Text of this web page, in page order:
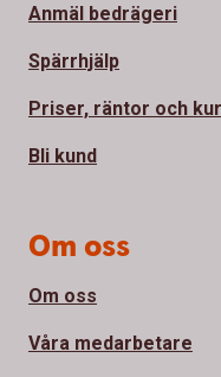
Anmäl bedrägeri
Spärrhjälp
Priser, räntor och
Bli kund
Om oss
Om oss
Våra medarbetare